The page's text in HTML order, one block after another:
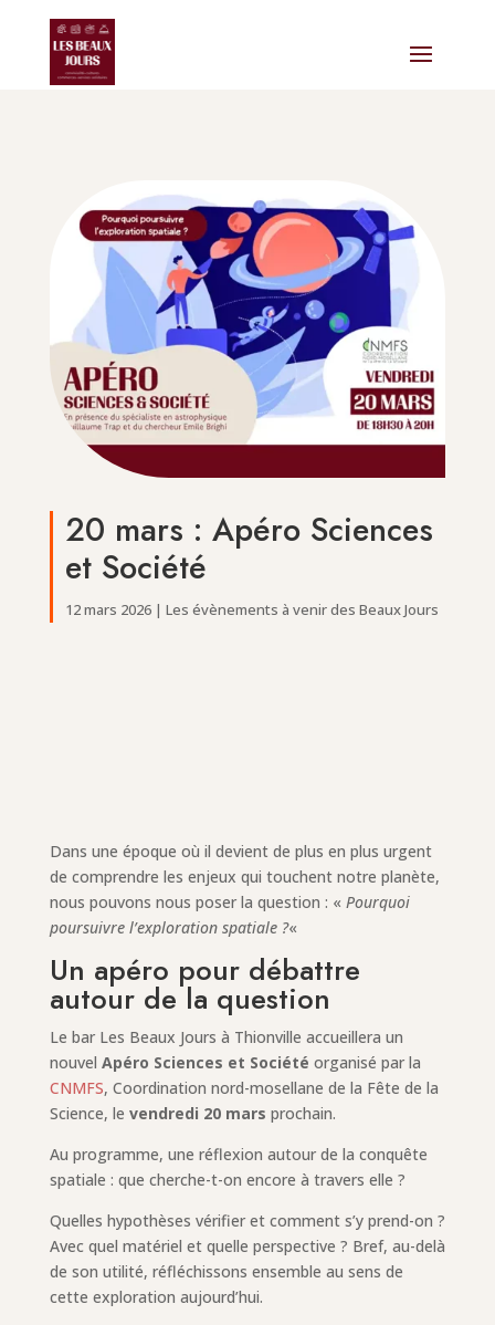
20 mars : Apéro Sciences
et Société
12 mars 2026| Les évènements à venir des Beaux Jours
Dans une époque où il devient de plus en plus urgent
de comprendre les enjeux qui touchent notre planète,
nous pouvons nous poser la question : « Pourquoi
poursuivre l’exploration spatiale ?«
Un apéro pour débattre
autour de la question
Le bar Les Beaux Jours à Thionville accueillera un
nouvel Apéro Sciences et Société organisé par la
CNMFS, Coordination nord-mosellane de la Fête de la
Science, le vendredi 20 mars prochain.
Au programme, une réflexion autour de la conquête
spatiale : que cherche-t-on encore à travers elle ?
Quelles hypothèses vérifier et comment s’y prend-on ?
Avec quel matériel et quelle perspective ? Bref, au-delà
de son utilité, réfléchissons ensemble au sens de
cette exploration aujourd’hui.